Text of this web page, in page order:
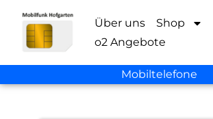
Über uns Shop
o2 Angebote
Mobiltelefone